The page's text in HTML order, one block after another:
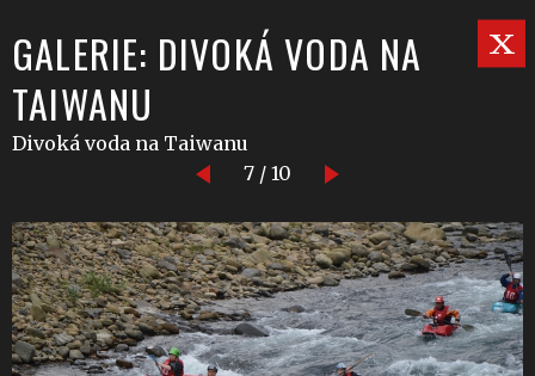
GALERIE: DIVOKÁ VODA NA
TAIWANU
Divoká voda na Taiwanu
7 / 10